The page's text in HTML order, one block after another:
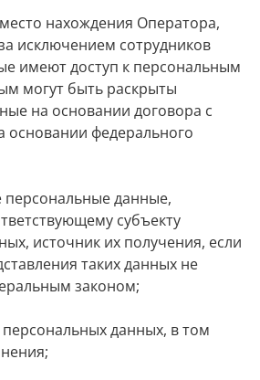
нахождения Оператора,
исключением сотрудников
имеют доступ к персональным
могут быть раскрыты
на основании договора с
основании федерального
данные,
субъекту
источник их получения, если
таких данных не
законом;
данных, в том